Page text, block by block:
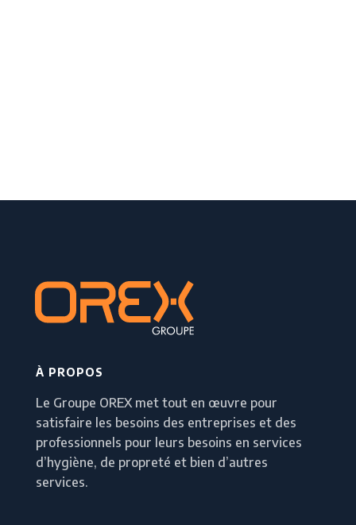
À PROPOS
Le Groupe OREX met tout en œuvre pour
satisfaire les besoins des entreprises et des
professionnels pour leurs besoins en services
d’hygiène, de propreté et bien d’autres
services.